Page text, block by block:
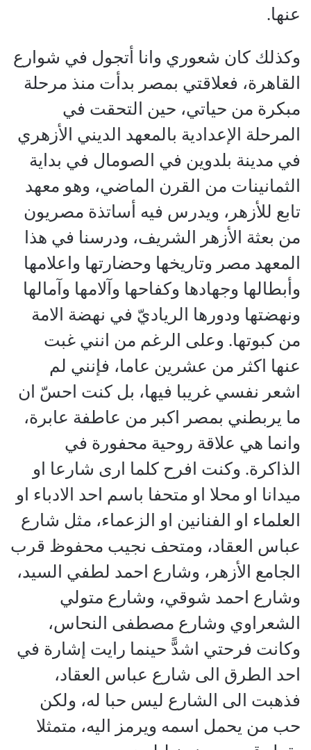
عنها.
وكذلك كان شعوري وانا أتجول في شوارع
القاهرة، فعلاقتي بمصر بدأت منذ مرحلة
مبكرة من حياتي، حين التحقت في
المرحلة الإعدادية بالمعهد الديني الأزهري
في مدينة بلدوين في الصومال في بداية
الثمانينات من القرن الماضي، وهو معهد
تابع للأزهر، ويدرس فيه أساتذة مصريون
من بعثة الأزهر الشريف، ودرسنا في هذا
المعهد مصر وتاريخها وحضارتها واعلامها
وأبطالها وجهادها وكفاحها وآلامها وآمالها
ونهضتها ودورها الرياديّ في نهضة الامة
من كبوتها. وعلى الرغم من انني غبت
عنها اكثر من عشرين عاما، فإنني لم
اشعر نفسي غريبا فيها، بل كنت احسّ ان
ما يربطني بمصر اكبر من عاطفة عابرة،
وانما هي علاقة روحية محفورة في
الذاكرة. وكنت افرح كلما ارى شارعا او
ميدانا او محلا او متحفا باسم احد الادباء او
العلماء او الفنانين او الزعماء، مثل شارع
عباس العقاد، ومتحف نجيب محفوظ قرب
الجامع الأزهر، وشارع احمد لطفي السيد،
وشارع احمد شوقي، وشارع متولي
الشعراوي وشارع مصطفى النحاس،
وكانت فرحتي اشدًّ حينما رايت إشارة في
احد الطرق الى شارع عباس العقاد،
فذهبت الى الشارع ليس حبا له، ولكن
حب من يحمل اسمه ويرمز اليه، متمثلا